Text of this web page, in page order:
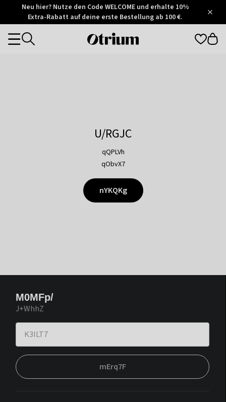
Otrium
Trustpilot
Neu hier? Nutze den Code WELCOME und erhalte 10%
Extra-Rabatt auf deine erste Bestellung ab 100 €.
Otrium
Categories
U/RGJC
qQPLVh
qObvX7
nYKQKg
M0MFp/
J+WhhZ
mErq7F